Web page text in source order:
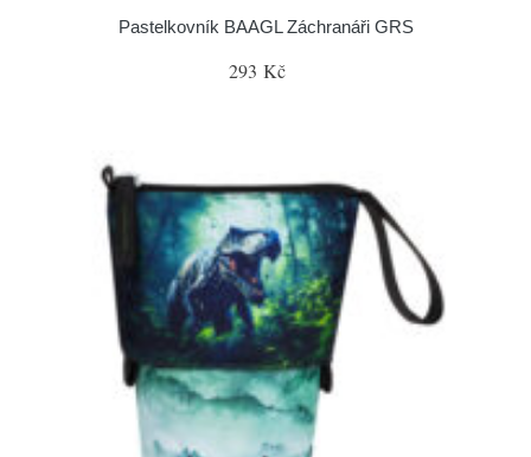
Pastelkovník BAAGL Záchranáři GRS
293 Kč